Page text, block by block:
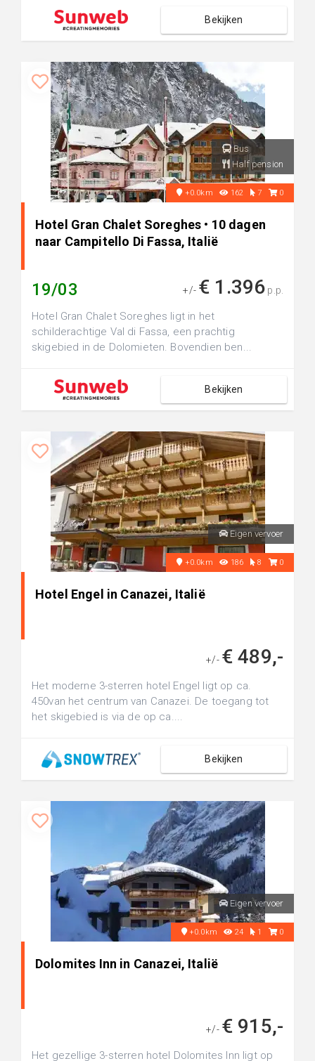
Bekijken
Bus
Half pension
+0.0km 162 7 0
Hotel Gran Chalet Soreghes • 10 dagen
naar Campitello Di Fassa, Italië
19/03 +/- € 1.396 p.p.
Hotel Gran Chalet Soreghes ligt in het
schilderachtige Val di Fassa, een prachtig
skigebied in de Dolomieten. Bovendien ben...
Bekijken
Eigen vervoer
+0.0km 186 8 0
Hotel Engel in Canazei, Italië
+/- € 489,-
Het moderne 3-sterren hotel Engel ligt op ca.
450van het centrum van Canazei. De toegang tot
het skigebied is via de op ca....
Bekijken
Eigen vervoer
+0.0km 24 1 0
Dolomites Inn in Canazei, Italië
+/- € 915,-
Het gezellige 3-sterren hotel Dolomites Inn ligt op